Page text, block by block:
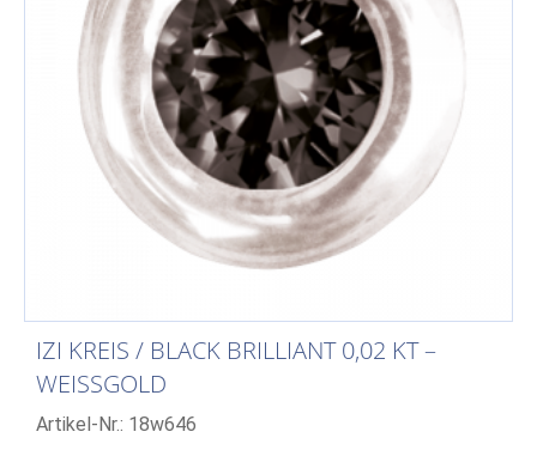
IZI KREIS / BLACK BRILLIANT 0,02 KT –
WEISSGOLD
Artikel-Nr.: 18w646